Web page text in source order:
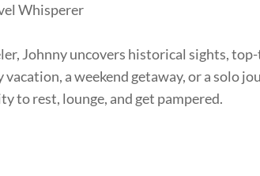
Whisperer
Johnny uncovers historical sights,
a weekend getaway, or a solo
to rest, lounge, and get pampered.